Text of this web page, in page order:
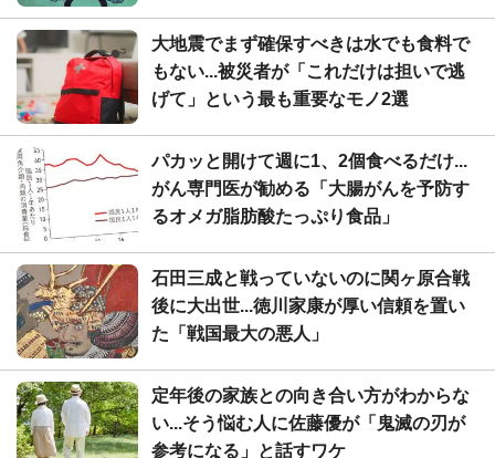
大地震でまず確保すべきは水でも食料で
もない...被災者が「これだけは担いで逃
げて」という最も重要なモノ2選
パカッと開けて週に1、2個食べるだけ...
がん専門医が勧める「大腸がんを予防す
るオメガ脂肪酸たっぷり食品」
石田三成と戦っていないのに関ヶ原合戦
後に大出世...徳川家康が厚い信頼を置い
た「戦国最大の悪人」
定年後の家族との向き合い方がわからな
い...そう悩む人に佐藤優が「鬼滅の刃が
参考になる」と話すワケ